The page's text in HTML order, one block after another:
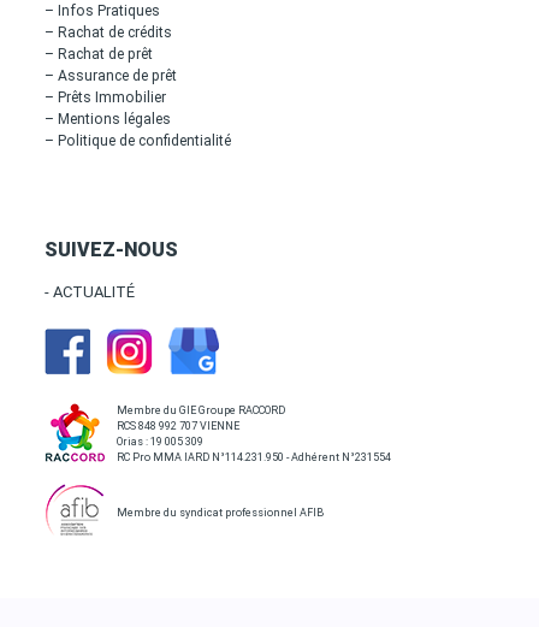
– Infos Pratiques
– Rachat de crédits
– Rachat de prêt
– Assurance de prêt
– Prêts Immobilier
– Mentions légales
– Politique de confidentialité
SUIVEZ-NOUS
- ACTUALITÉ
Membre du GIE Groupe RACCORD
RCS 848 992 707 VIENNE
Orias : 19 005 309
RC Pro MMA IARD N°114.231.950 - Adhérent N°231554
Membre du syndicat professionnel AFIB